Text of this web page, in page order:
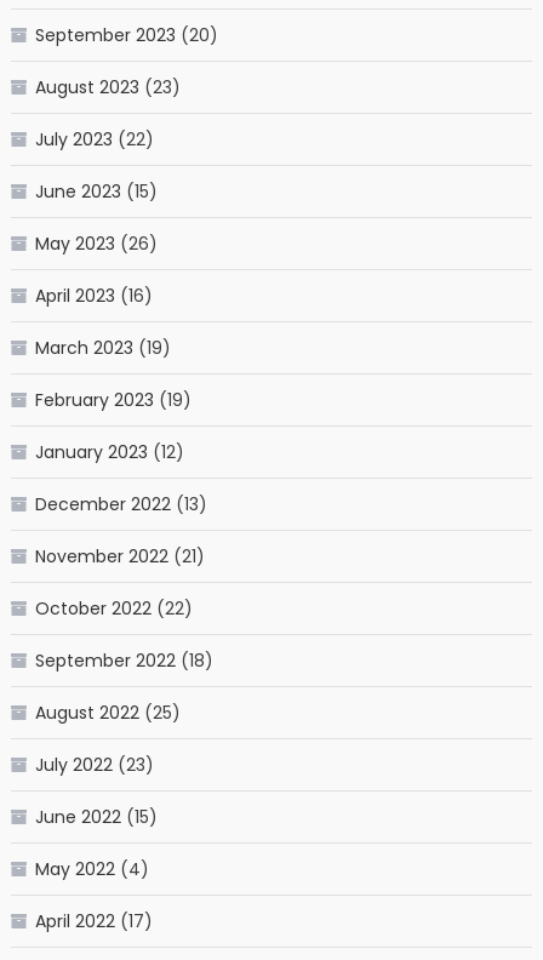
September 2023 (20)
August 2023 (23)
July 2023 (22)
June 2023 (15)
May 2023 (26)
April 2023 (16)
March 2023 (19)
February 2023 (19)
January 2023 (12)
December 2022(13)
November 2022(21)
October 2022(22)
September 2022(18)
August 2022(25)
July 2022(23)
June 2022(15)
May 2022(4)
April 2022(17)